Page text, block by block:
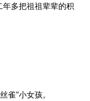
多把祖祖辈辈的积
雀"小女孩。